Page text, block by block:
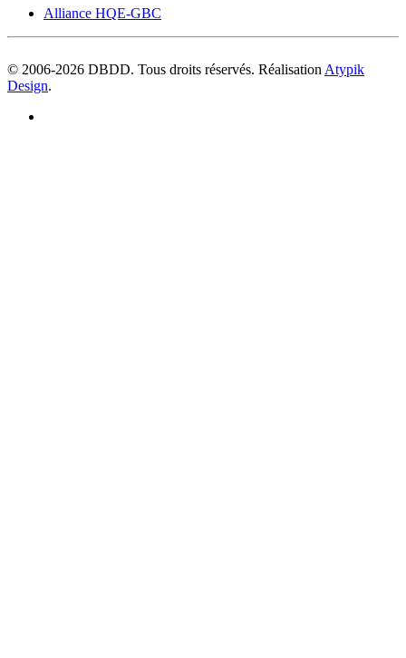
Alliance HQE-GBC
© 2006-2026 DBDD. Tous droits réservés. Réalisation Atypik
Design.